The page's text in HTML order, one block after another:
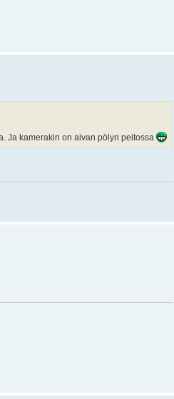
Ja kamerakin on aivan pölyn peitossa